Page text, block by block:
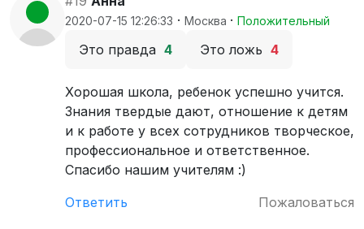
2020-07-15 12:26:33 · Москва · Положительный
Это правда 4 Это ложь 4
Хорошая школа, ребенок успешно учится.
Знания твердые дают, отношение к детям
и к работе у всех сотрудников творческое,
профессиональное и ответственное.
Спасибо нашим учителям :)
Ответить
Пожаловаться